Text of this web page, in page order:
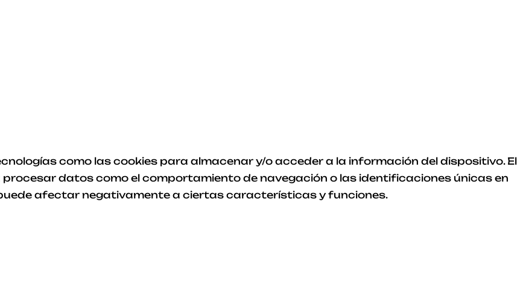
como las cookies para almacenar y/o acceder a la información del dispositivo. El
datos como el comportamiento de navegación o las identificaciones únicas en
afectar negativamente a ciertas características y funciones.